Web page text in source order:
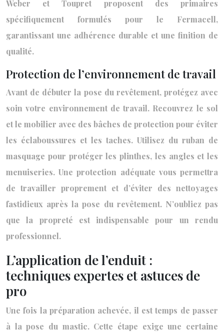
Weber et Toupret proposent des primaires
spécifiquement formulés pour le Fermacell,
garantissant une adhérence durable et une finition de
qualité.
Protection de l’environnement de travail
Avant de débuter la pose du revêtement, protégez avec
soin votre environnement de travail. Recouvrez le sol
et le mobilier avec des bâches de protection pour éviter
les éclaboussures et les taches. Utilisez du ruban de
masquage pour protéger les plinthes, les angles et les
menuiseries. Une protection adéquate vous permettra
de travailler proprement et d’éviter des nettoyages
fastidieux après la pose du revêtement. N’oubliez pas
que la propreté est indispensable pour un rendu
professionnel.
L’application de l’enduit :
techniques expertes et astuces de
pro
Une fois la préparation achevée, il est temps de passer
à la pose du mastic. Cette étape exige une certaine